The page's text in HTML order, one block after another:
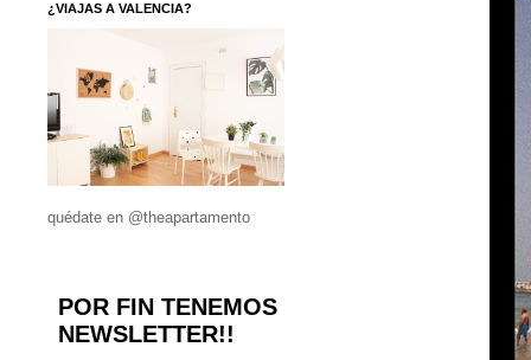
¿VIAJAS A VALENCIA?
quédate en @theapartamento
POR FIN TENEMOS
NEWSLETTER!!